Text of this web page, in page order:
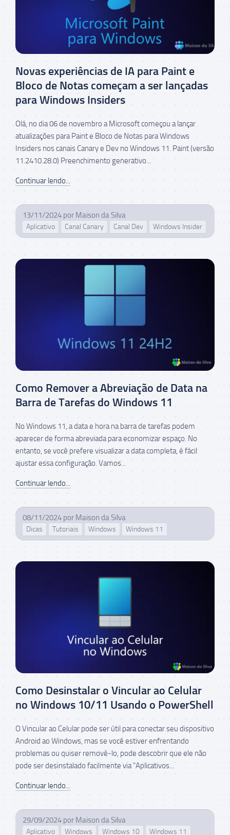
Novas experiências de IA para Paint e
Bloco de Notas começam a ser lançadas
para Windows Insiders
Olá, no dia 06 de novembro a Microsoft começou a lançar
atualizações para Paint e Bloco de Notas para Windows
Insiders nos canais Canary e Dev no Windows 11. Paint (versão
11.2410.28.0) Preenchimento generativo...
Continuar lendo...
13/11/2024 por Maison da Silva
Aplicativo Canal Canary Canal Dev Windows Insider
Como Remover a Abreviação de Data na
Barra de Tarefas do Windows 11
No Windows 11, a data e hora na barra de tarefas podem
aparecer de forma abreviada para economizar espaço. No
entanto, se você prefere visualizar a data completa, é fácil
ajustar essa configuração. Vamos...
Continuar lendo...
08/11/2024 por Maison da Silva
Dicas Tutoriais Windows Windows 11
Como Desinstalar o Vincular ao Celular
no Windows 10/11 Usando o PowerShell
O Vincular ao Celular pode ser útil para conectar seu dispositivo
Android ao Windows, mas se você estiver enfrentando
problemas ou quiser removê-lo, pode descobrir que ele não
pode ser desinstalado facilmente via “Aplicativos...
Continuar lendo...
29/09/2024 por Maison da Silva
Aplicativo Windows Windows 10 Windows 11